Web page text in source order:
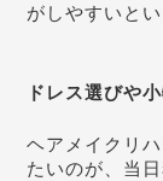
がしやすいと
ドレス選びや
ヘアメイクリ
たいのが、当